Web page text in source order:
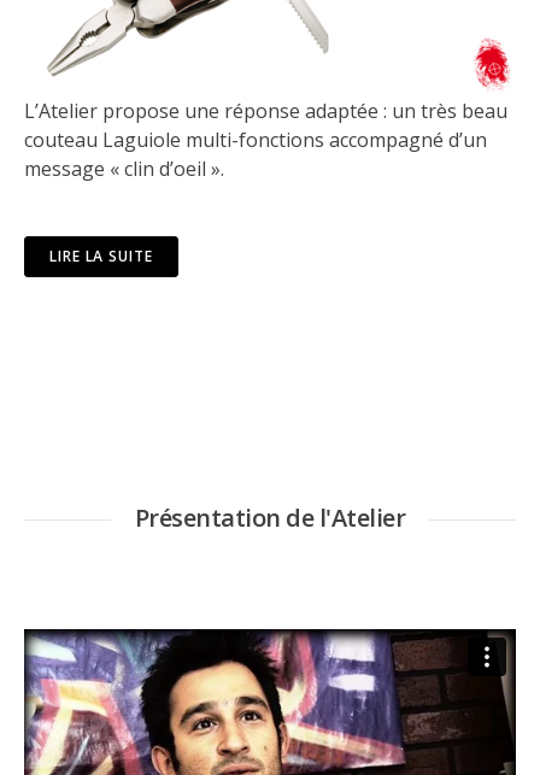
L’Atelier propose une réponse adaptée : un très beau
couteau Laguiole multi-fonctions accompagné d’un
message « clin d’oeil ».
LIRE LA SUITE
Présentation de l'Atelier